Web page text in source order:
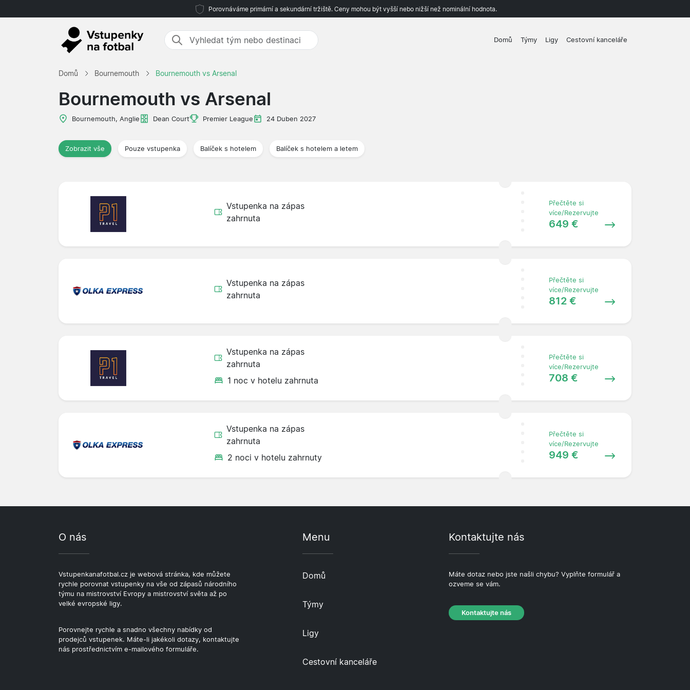
Porovnáváme primární a sekundární tržiště. Ceny mohou být vyšší nebo nižší než nominální hodnota.
Domů Týmy Ligy Cestovní kanceláře
Domů Bournemouth Bournemouth vs Arsenal
Bournemouth vs Arsenal
Bournemouth, Anglie Dean Court Premier League 24 Duben 2027
Zobrazit vše Pouze vstupenka Balíček s hotelem Balíček s hotelem a letem
Vstupenka na zápas
zahrnuta
Přečtěte si
více/Rezervujte
649 €
Vstupenka na zápas
zahrnuta
Přečtěte si
více/Rezervujte
812 €
Vstupenka na zápas
zahrnuta
1 noc v hotelu zahrnuta
Přečtěte si
více/Rezervujte
708 €
Vstupenka na zápas
zahrnuta
2 noci v hotelu zahrnuty
Přečtěte si
více/Rezervujte
949 €
O nás
Vstupenkanafotbal.cz je webová stránka, kde můžete
rychle porovnat vstupenky na vše od zápasů národního
týmu na mistrovství Evropy a mistrovství světa až po
velké evropské ligy.
Porovnejte rychle a snadno všechny nabídky od
prodejců vstupenek. Máte-li jakékoli dotazy, kontaktujte
nás prostřednictvím e-mailového formuláře.
Menu
Domů
Týmy
Ligy
Cestovní kanceláře
Kontaktujte nás
Máte dotaz nebo jste našli chybu? Vyplňte formulář a
ozveme se vám.
Kontaktujte nás